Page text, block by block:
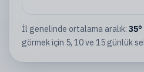
İl genelinde ortalama aralık: 35°
görmek için 5, 10 ve 15 günlük